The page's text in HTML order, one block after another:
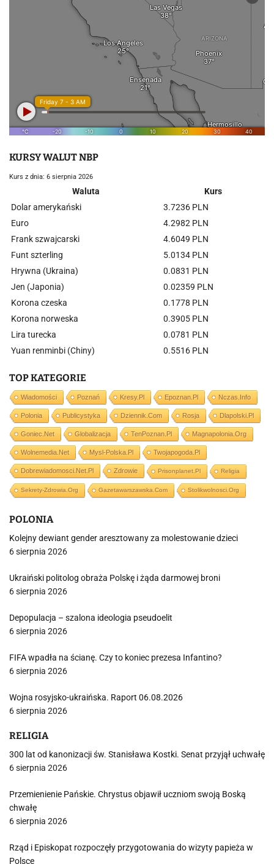
KURSY WALUT NBP
Kurs z dnia: 6 sierpnia 2026
Waluta
Kurs
Dolar amerykański
3.7236 PLN
Euro
4.2982 PLN
Frank szwajcarski
4.6049 PLN
Funt szterling
5.0134 PLN
Hrywna (Ukraina)
0.0831 PLN
Jen (Japonia)
0.02359 PLN
Korona czeska
0.1778 PLN
Korona norweska
0.3905 PLN
Lira turecka
0.0781 PLN
Yuan renminbi (Chiny)
0.5516 PLN
TOP KATEGORIE
Wiadomości Poznań Kresy.pl Epoznan.pl Nczas.info
Polonia Publicystyka Dziennik.com Rosja Dlapolski.pl
Goniec.net Globalizacja TenPoznan.pl Magnapolonia.org
Wolnemedia.net Mysl-Polska.pl Twojapogoda.pl
Dobrewiadomosci.net.pl Zdrowie Prisonplanet.pl Religia
Sekrety-Zdrowia.org Gazetawarszawska.com Stolikwolnosci.org
POLONIA
Kolejny dewiant gender aresztowany za molestowanie dzieci
6 sierpnia 2026
Ukraiński politolog obraża Polskę i żąda darmowej broni
6 sierpnia 2026
Depopulacja – szalona ideologia pseudoelit
6 sierpnia 2026
FIFA wpadła na ścianę. Czy to koniec prezesa Infantino?
6 sierpnia 2026
Wojna rosyjsko-ukraińska. Raport 06.08.2026
6 sierpnia 2026
RELIGIA
300 lat od kanonizacji św. Stanisława Kostki. Senat przyjął uchwałę
6 sierpnia 2026
Przemienienie Pańskie. Chrystus objawił uczniom swoją Boską
chwałę
6 sierpnia 2026
Rząd i Episkopat rozpoczęły przygotowania do wizyty papieża w
Polsce